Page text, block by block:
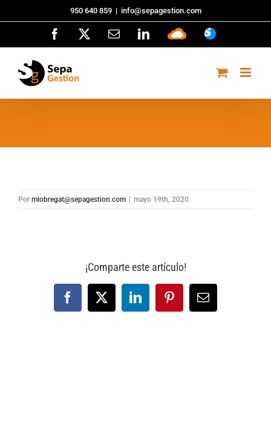
al
950 640 859 | info@sepagestion.com
Facebook
CorreoLinkedIn
Sepa
Por mlobregat@sepagestion.com | mayo 19th, 2020
¡Comparte este artículo!
Facebook
X LinkedInPinterestCorreo
electrónico